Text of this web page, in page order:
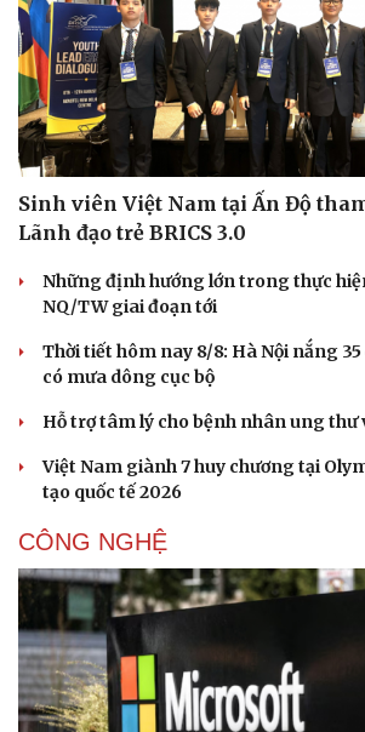
Sinh viên Việt Nam tại Ấn Độ
Lãnh đạo trẻ BRICS 3.0
Những định hướng lớn trong thực
NQ/TW giai đoạn tới
Thời tiết hôm nay 8/8: Hà Nội nắng
có mưa dông cục bộ
Hỗ trợ tâm lý cho bệnh nhân ung thư
Việt Nam giành 7 huy chương tại
tạo quốc tế 2026
CÔNG NGHỆ